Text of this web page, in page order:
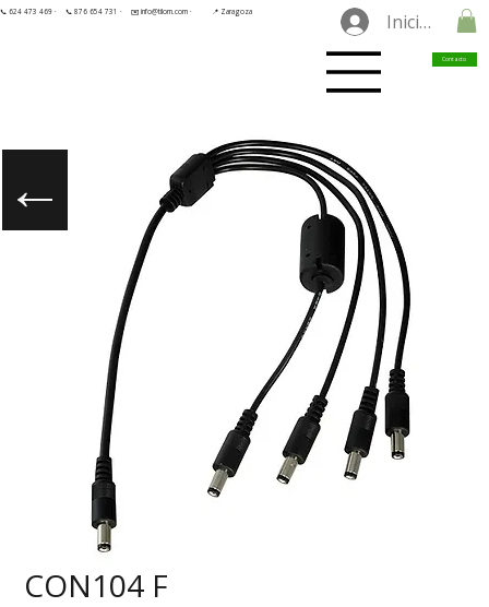
📞 624 473 469 · 📞 876 654 731 · ✉️ info@tilorn.com · 📍 Zaragoza Iniciar
Contacto
CON104 F
←